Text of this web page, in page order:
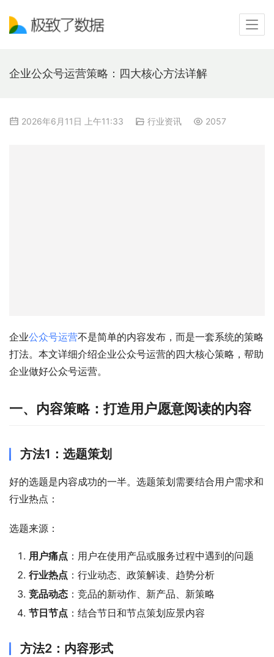
企业公众号运营策略：四大核心方法详解
2026年6月11日 上午11:33 行业资讯 2057
企业公众号运营不是简单的内容发布，而是一套系统的策略
打法。本文详细介绍企业公众号运营的四大核心策略，帮助
企业做好公众号运营。
一、内容策略：打造用户愿意阅读的内容
方法1：选题策划
好的选题是内容成功的一半。选题策划需要结合用户需求和
行业热点：
选题来源：
用户痛点 ：用户在使用产品或服务过程中遇到的问题
行业热点 ：行业动态、政策解读、趋势分析
竞品动态 ：竞品的新动作、新产品、新策略
节日节点 ：结合节日和节点策划应景内容
方法2：内容形式